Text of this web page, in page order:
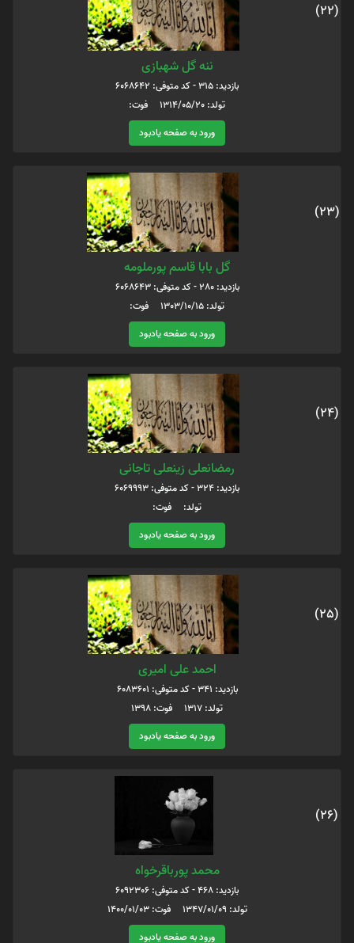
(22)
ننه گل شهبازی
بازدید: 315 - کد متوفی: 6068642
تولد: 1314/05/20 فوت:
ورود به صفحه یادبود
(23)
گل بابا قاسم پورملومه
بازدید: 280 - کد متوفی: 6068643
تولد: 1303/10/15 فوت:
ورود به صفحه یادبود
(24)
رمضانعلی زینعلی تاجانی
بازدید: 324 - کد متوفی: 6069993
تولد: فوت:
ورود به صفحه یادبود
(25)
احمد علی امیری
بازدید: 341 - کد متوفی: 6083601
تولد: 1317 فوت: 1398
ورود به صفحه یادبود
(26)
محمد پورباقرخواه
بازدید: 468 - کد متوفی: 6092306
تولد: 1347/01/09 فوت: 1400/01/03
ورود به صفحه یادبود